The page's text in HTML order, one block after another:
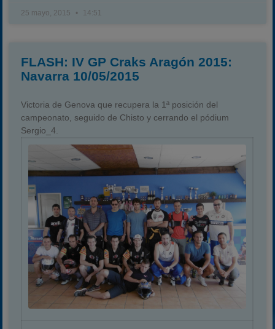
25 mayo, 2015 14:51
FLASH: IV GP Craks Aragón 2015:
Navarra 10/05/2015
Victoria de Genova que recupera la 1ª posición del
campeonato, seguido de Chisto y cerrando el pódium
Sergio_4.